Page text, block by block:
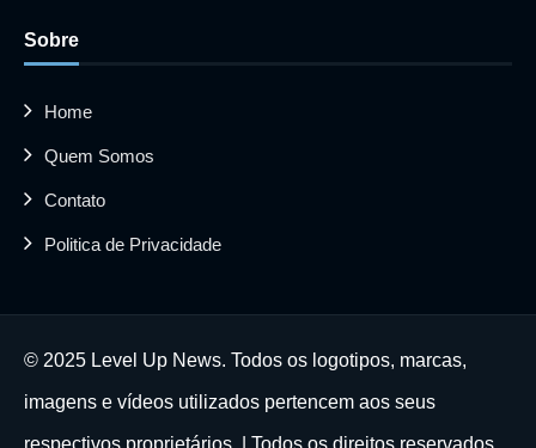
Sobre
Home
Quem Somos
Contato
Politica de Privacidade
© 2025 Level Up News. Todos os logotipos, marcas,
imagens e vídeos utilizados pertencem aos seus
respectivos proprietários. | Todos os direitos reservados.